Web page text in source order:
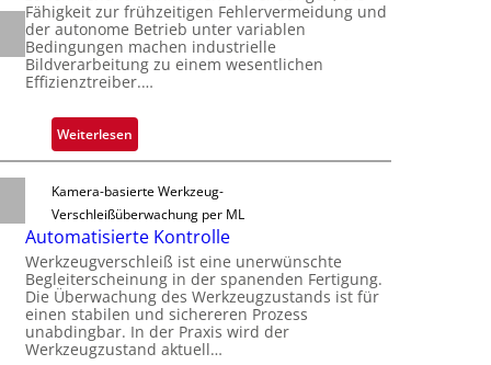
a
r
k
V
s
i
n
t
Ü
b
e
n
a
v
o
n
H
a
a
b
s
b
u
t
e
r
t
i
g
u
n
g
Fähigkeit zur frühzeitigen Fehlervermeidung und
der autonome Betrieb unter variablen
Bedingungen machen industrielle
Bildverarbeitung zu einem wesentlichen
Effizienztreiber.…
Weiterlesen:
Z
v
e
r
l
ä
s
s
Kamera-basierte Werkzeug-
Verschleißüberwachung per ML
Automatisierte Kontrolle
Werkzeugverschleiß ist eine unerwünschte
Begleiterscheinung in der spanenden Fertigung.
Die Überwachung des Werkzeugzustands ist für
einen stabilen und sichereren Prozess
unabdingbar. In der Praxis wird der
Werkzeugzustand aktuell…